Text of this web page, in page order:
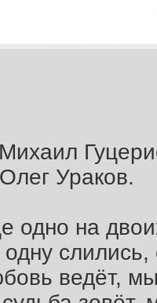
Ураков.
одно на
слились,
ведёт,